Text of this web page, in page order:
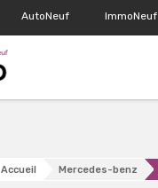
AutoNeuf ImmoNeuf
Accueil Mercedes-benz